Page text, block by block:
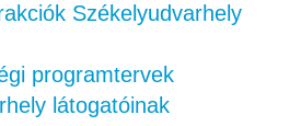
Székelyudvarhely
programtervek
látogatóinak